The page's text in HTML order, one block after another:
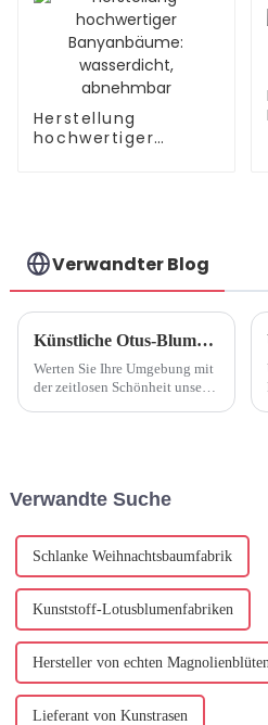
Herstellung
hochwertiger
Verwandter Blog
Künstliche Otus-Blume: Ein Blick in die Produktionsfabrik9
Werten Sie Ihre Umgebung mit
der zeitlosen Schönheit unserer
Verwandte Suche
Schlanke Weihnachtsbaumfabrik
Kunststoff-Lotusblumenfabriken
Hersteller von echten Magnolienblüten
Lieferant von Kunstrasen